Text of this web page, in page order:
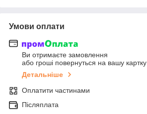
Умови оплати
Ви отримаєте замовлення
або гроші повернуться на вашу картку
Детальніше
Оплатити частинами
Післяплата